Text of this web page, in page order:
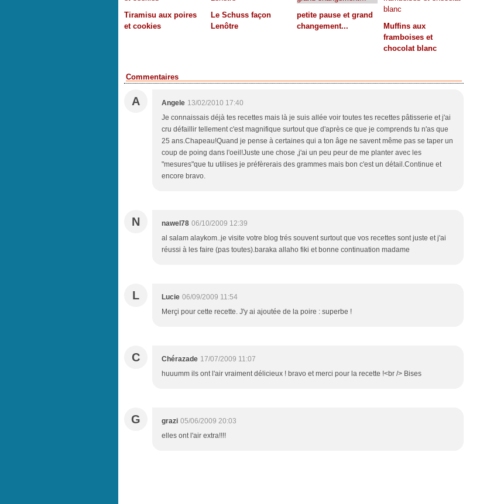
Tiramisu aux poires
et cookies
Le Schuss façon
Lenôtre
petite pause et grand
changement...
Muffins aux
framboises et
chocolat blanc
Commentaires
A Angele 13/02/2010 17:40
Je connaissais déjà tes recettes mais là je suis allée voir toutes tes recettes pâtisserie et j'ai
cru défaillir tellement c'est magnifique surtout que d'après ce que je comprends tu n'as que
25 ans.Chapeau!Quand je pense à certaines qui a ton âge ne savent même pas se taper un
coup de poing dans l'oeil!Juste une chose ,j'ai un peu peur de me planter avec les
"mesures"que tu utilises je préfèrerais des grammes mais bon c'est un détail.Continue et
encore bravo.
N nawel78 06/10/2009 12:39
al salam alaykom..je visite votre blog trés souvent surtout que vos recettes sont juste et j'ai
réussi à les faire (pas toutes).baraka allaho fiki et bonne continuation madame
L Lucie 06/09/2009 11:54
Merçi pour cette recette. J'y ai ajoutée de la poire : superbe !
C Chérazade 17/07/2009 11:07
huuumm ils ont l'air vraiment délicieux ! bravo et merci pour la recette !<br /> Bises
G grazi 05/06/2009 20:03
elles ont l'air extra!!!!